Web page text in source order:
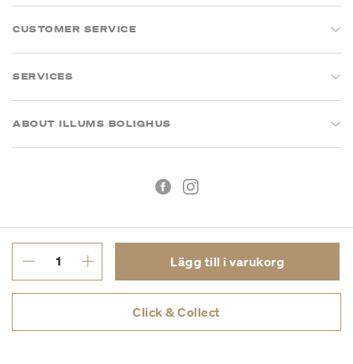
Lägg till i varukorg
Click & Collect
CUSTOMER SERVICE
SERVICES
ABOUT ILLUMS BOLIGHUS
Org.nr: 55681353-8701